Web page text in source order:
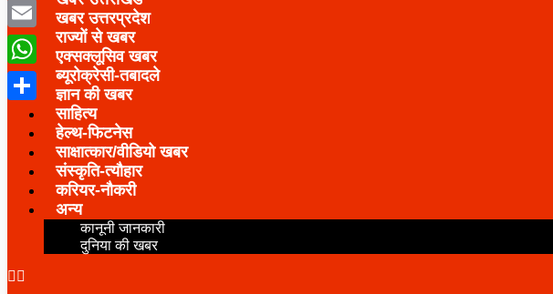
खबर उत्तरप्रदेश
राज्यों से खबर
एक्सक्लूसिव खबर
ब्यूरोक्रेसी-तबादले
ज्ञान की खबर
साहित्य
हेल्थ-फिटनेस
साक्षात्कार/वीडियो खबर
संस्कृति-त्यौहार
करियर-नौकरी
अन्य
कानूनी जानकारी
दुनिया की खबर
Twitter
Email
WhatsApp
Share